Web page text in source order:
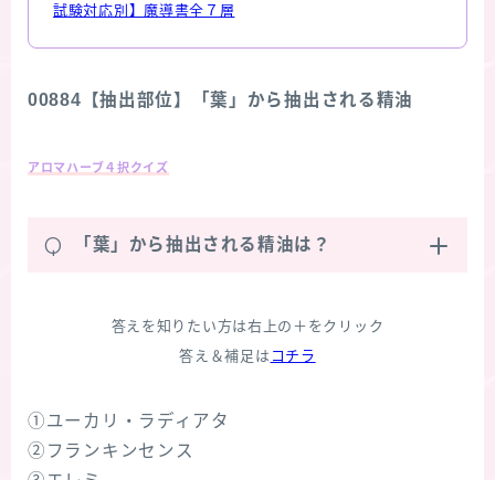
試験対応別】魔導書全７層
00884【抽出部位】「葉」から抽出される精油
アロマハーブ４択クイズ
Q 「葉」から抽出される精油は？
答えを知りたい方は右上の＋をクリック
答え＆補足は コチラ
①ユーカリ・ラディアタ
②フランキンセンス